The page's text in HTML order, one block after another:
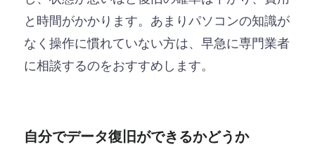
と時間がかかります。あまりパソコンの知識が
なく操作に慣れていない方は、早急に専門業者
に相談するのをおすすめします。
自分でデータ復旧ができるかどうか